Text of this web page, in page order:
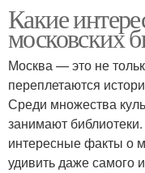
Какие
московских
Москва — это не
переплетаются
Среди множества
занимают
интересные факты о
удивить даже самого